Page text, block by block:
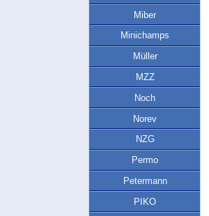
Miber
Minichamps
Müller
MZZ
Noch
Norev
NZG
Permo
Petermann
PIKO